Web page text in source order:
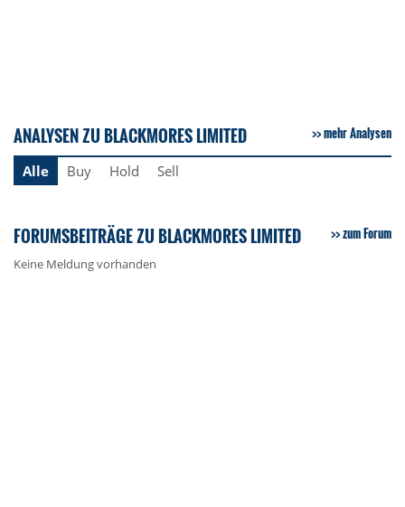
ANALYSEN ZU BLACKMORES LIMITED mehr Analysen
Alle Buy Hold Sell
FORUMSBEITRÄGE ZU BLACKMORES LIMITED zum Forum
Keine Meldung vorhanden